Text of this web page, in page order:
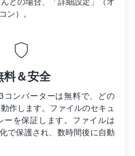
どの場合、「詳細設定」（オ
ン）。
料＆安全
コンバーターは無料で、どの
作します。ファイルのセキュ
ーを保証します。ファイルは
で保護され、数時間後に自動